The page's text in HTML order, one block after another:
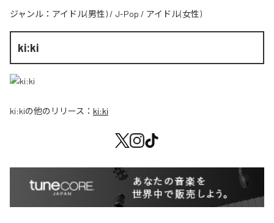
ジャンル： アイドル(男性) / J-Pop / アイドル(女性)
ki:ki
ki:kiの他のリリース： ki:ki